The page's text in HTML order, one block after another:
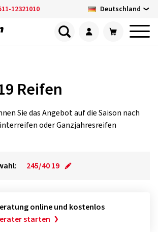
12321010 Deutschland
Reifen
Sie das Angebot auf die Saison nach
oder Ganzjahresreifen
245/40 19
online und kostenlos
starten